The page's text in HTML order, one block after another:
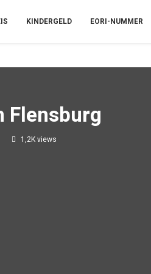
KINDERGELD EORI-NUMMER
Flensburg
1,2Kviews